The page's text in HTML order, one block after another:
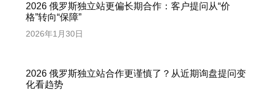
2026 俄罗斯独立站更偏长期合作：客户提问从“价
格”转向“保障”
2026年1月30日
2026 俄罗斯独立站合作更谨慎了？从近期询盘提问变
化看趋势